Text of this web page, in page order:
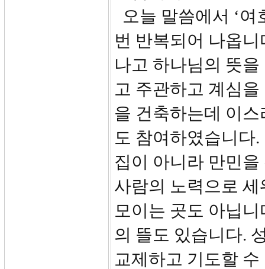
오늘 말씀에서 ‘
번 반복되어 나옵
나고 하나님의 뜻
고 주관하고 계심
을 건축하는데 이
도 참여하였습니다
집이 아니라 만민
사람의 노력으로
모이는 곳도 아닙
의 뜰도 있습니다.
교제하고 기도할